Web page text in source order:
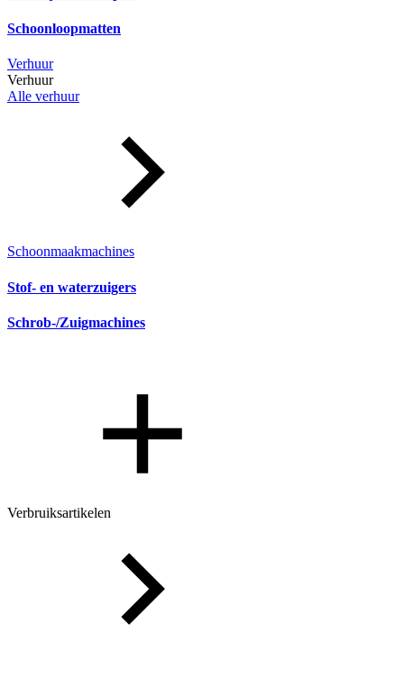
Schoonloopmatten
Verhuur
Verhuur
Alle verhuur
Schoonmaakmachines
Stof- en waterzuigers
Schrob-/Zuigmachines
Verbruiksartikelen